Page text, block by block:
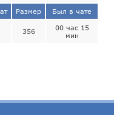
Размер Был в чате
356
00 час 15
мин